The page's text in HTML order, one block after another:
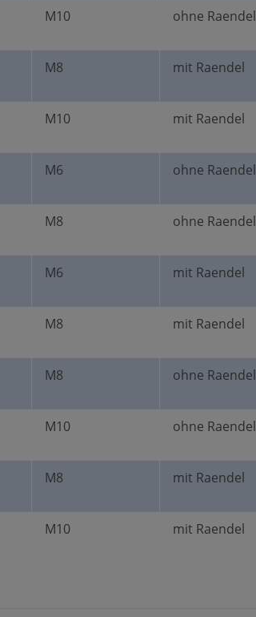
M10 ohne Raendel
M8 mit Raendel
M10 mit Raendel
M6 ohne Raendel
M8 ohne Raendel
M6 mit Raendel
M8 mit Raendel
M8 ohne Raendel
M10 ohne Raendel
M8 mit Raendel
M10 mit Raendel